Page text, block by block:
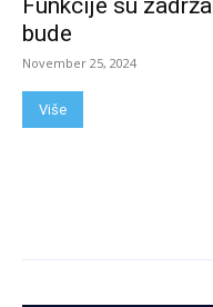
bude
November 25, 2024
Više